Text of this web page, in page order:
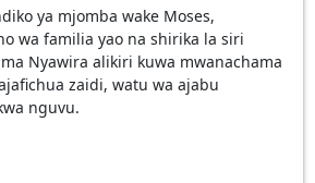
ya mjomba wake Moses,
wa familia yao na shirika la siri
Nyawira alikiri kuwa mwanachama
zaidi, watu wa ajabu
nguvu.